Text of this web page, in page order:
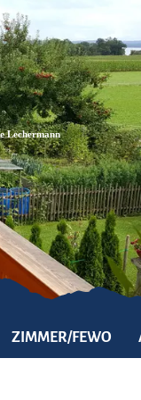
Lechermann
ZIMMER/FEWO